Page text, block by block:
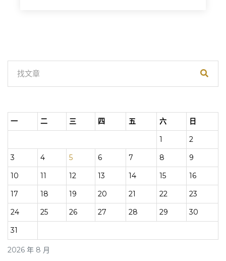
2026 年 8 月
一 二 三 四 五 六
日
1
2
3
4 5 6 7 8
9
10
11 12 13 14 15
16
17
18 19 20 21 22
23
24
25 26 27 28 29
30
31